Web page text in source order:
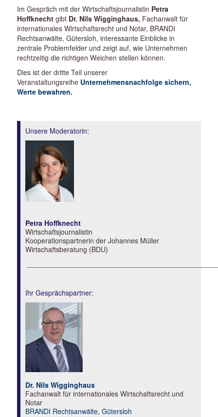
Im Gespräch mit der Wirtschaftsjournalistin Petra
Hoffknecht gibt Dr. Nils Wigginghaus, Fachanwalt für
internationales Wirtschaftsrecht und Notar, BRANDI
Rechtsanwälte, Gütersloh, interessante Einblicke in
zentrale Problemfelder und zeigt auf, wie Unternehmen
rechtzeitig die richtigen Weichen stellen können.
Dies ist der dritte Teil unserer
Veranstaltungsreihe Unternehmensnachfolge sichern,
Werte bewahren.
Unsere Moderatorin:
Petra Hoffknecht
Wirtschaftsjournalistin
Kooperationspartnerin der Johannes Müller
Wirtschaftsberatung (BDU)
Ihr Gesprächspartner:
Dr. Nils Wigginghaus
Fachanwalt für internationales Wirtschaftsrecht und
Notar
BRANDI Rechtsanwälte, Gütersloh